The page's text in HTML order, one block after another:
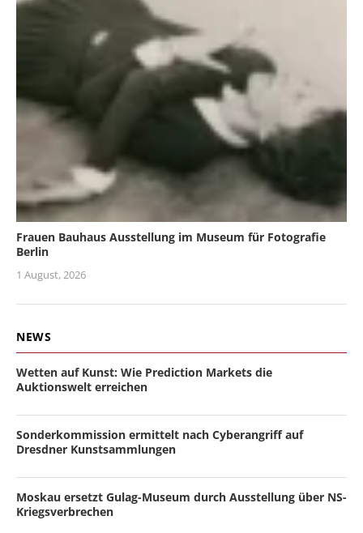
Frauen Bauhaus Ausstellung im Museum für Fotografie
Berlin
1 August, 2026
NEWS
Wetten auf Kunst: Wie Prediction Markets die
Auktionswelt erreichen
Sonderkommission ermittelt nach Cyberangriff auf
Dresdner Kunstsammlungen
Moskau ersetzt Gulag-Museum durch Ausstellung über NS-
Kriegsverbrechen